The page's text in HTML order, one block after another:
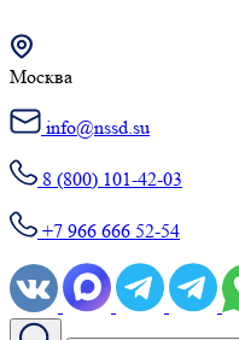
Москва
info@nssd.su
8 (800) 101-42-03
+7 966 666 52-54